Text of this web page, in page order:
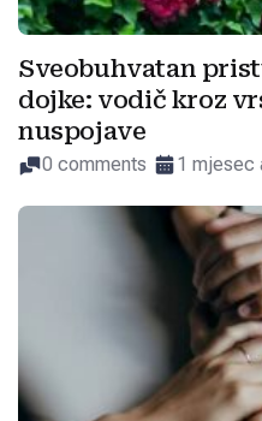
Sveobuhvatan
dojke: vodič kroz
nuspojave
0 comments 1 mjesec